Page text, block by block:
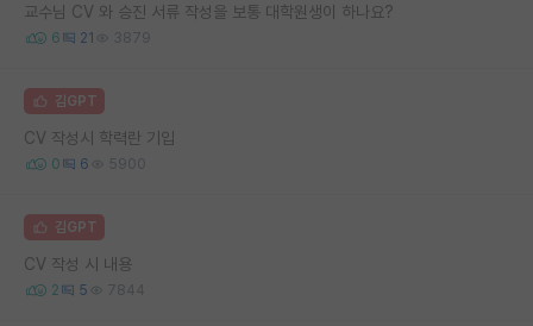
교수님 CV 와 승진 서류 작성을 보통 대학원생이 하나요?
6 21 3879
김GPT
CV 작성시 학력란 기입
0 6 5900
김GPT
CV 작성 시 내용
2 5 7844